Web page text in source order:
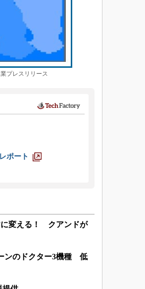
プレスリリース
ポート
に変える！ クアンドが
ンのドクター3機種 低